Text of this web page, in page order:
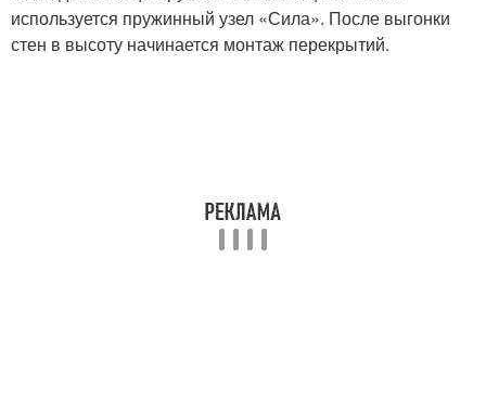
используется пружинный узел «Сила». После выгонки
стен в высоту начинается монтаж перекрытий.